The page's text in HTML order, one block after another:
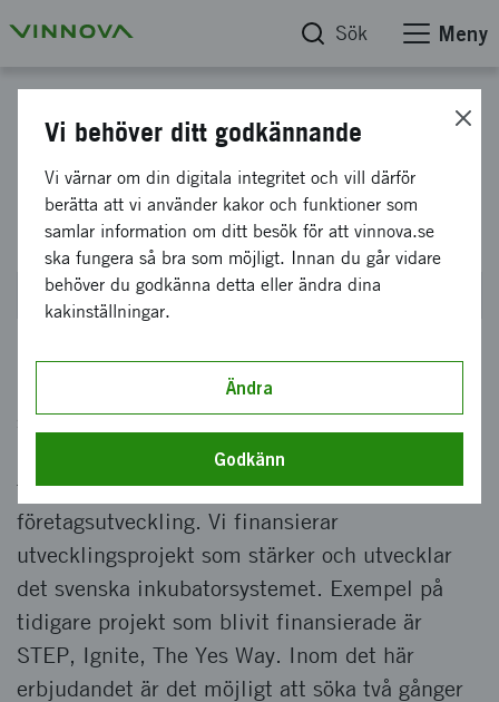
Sök Meny
Utvecklingsprojekt i
inkubatorer 2021 till 2024
Stängde den 29 september 2022 kl 14:00
Det här erbjudandet riktar sig till inkubatorer
som har de globala hållbarhetsmålen i Agenda
2030 och ett jämställdhetsperspektiv som en
tydlig drivkraft för attraktion och urval vid sin
företagsutveckling. Vi finansierar
utvecklingsprojekt som stärker och utvecklar
det svenska inkubatorsystemet. Exempel på
tidigare projekt som blivit finansierade är
STEP, Ignite, The Yes Way. Inom det här
erbjudandet är det möjligt att söka två gånger
Vi behöver ditt godkännande
Vi värnar om din digitala integritet och vill därför
berätta att vi använder kakor och funktioner som
samlar information om ditt besök för att vinnova.se
ska fungera så bra som möjligt. Innan du går vidare
behöver du godkänna detta eller ändra dina
kakinställningar.
Ändra
Godkänn